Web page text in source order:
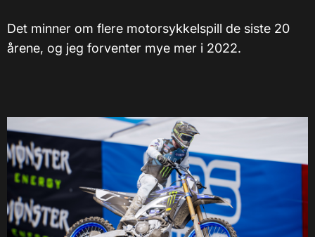
Det minner om flere motorsykkelspill de siste 20
årene, og jeg forventer mye mer i 2022.